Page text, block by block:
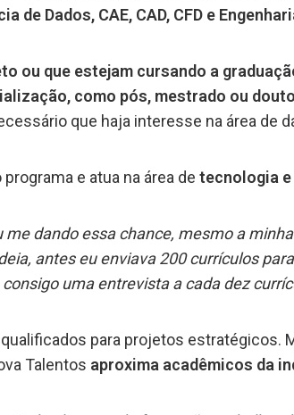
Dados, CAE, CAD, CFD e
ou que estejam cursando a
como pós, mestrado ou
que haja interesse na área de
e atua na área de tecnologia
dando essa chance, mesmo a
antes eu enviava 200 currículos
uma entrevista a cada dez
para projetos estratégicos.
Talentos aproxima acadêmicos da